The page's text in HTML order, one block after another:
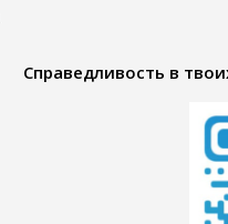
Справедливость в